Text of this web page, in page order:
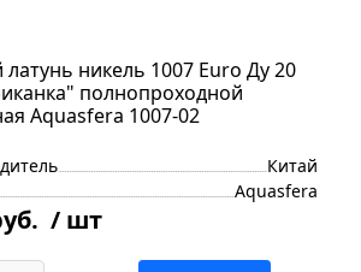
никель 1007 Euro Ду 20
полнопроходной
Aquasfera 1007-02
Китай
Aquasfera
/ шт